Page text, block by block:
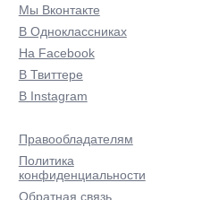
Мы Вконтакте
В Одноклассниках
На Facebook
В Твиттере
В Instagram
Правообладателям
Политика
конфиденциальности
Обратная связь